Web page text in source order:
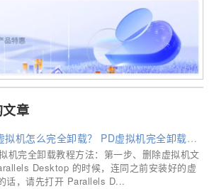
章
Parallels Desktop虚拟机怎么完全卸载？ PD虚拟机完全卸载方法
机完全卸载教程方法：第一步、删除虚拟机文
Desktop 的时候，连同之前安装好的虚
话，请先打开 Parallels D...